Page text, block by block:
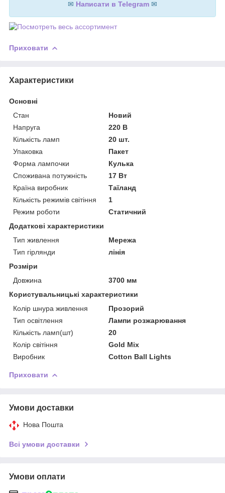
✉ Написати в Telegram ✉
Приховати
Характеристики
Основні
Стан
Новий
Напруга
220 В
Кількість ламп
20 шт.
Упаковка
Пакет
Форма лампочки
Кулька
Споживана потужність
17 Вт
Країна виробник
Таїланд
Кількість режимів світіння
1
Режим роботи
Статичний
Додаткові характеристики
Тип живлення
Мережа
Тип гірлянди
лінія
Розміри
Довжина
3700 мм
Користувальницькі характеристики
Колір шнура живлення
Прозорий
Тип освітлення
Лампи розжарювання
Кількість ламп(шт)
20
Колір світіння
Gold Mix
Виробник
Cotton Ball Lights
Приховати
Умови доставки
Нова Пошта
Всі умови доставки
Умови оплати